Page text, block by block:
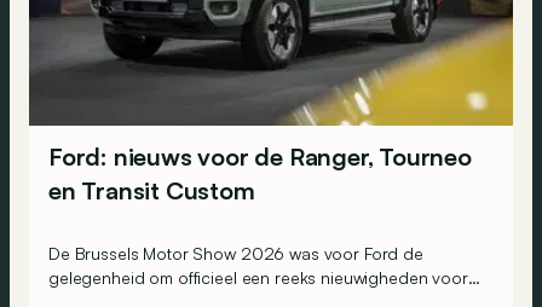
Ford: nieuws voor de Ranger, Tourneo
en Transit Custom
De Brussels Motor Show 2026 was voor Ford de
gelegenheid om officieel een reeks nieuwigheden voor